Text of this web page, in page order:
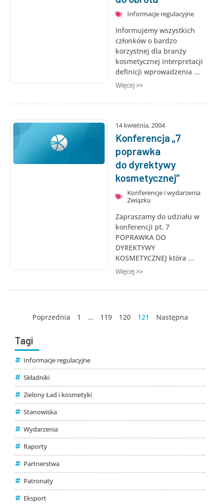
Informacje regulacyjne
Informujemy wszystkich
członków o bardzo
korzystnej dla branży
kosmetycznej interpretacji
definicji wprowadzenia ...
Więcej >>
14 kwietnia, 2004
Konferencja „7
poprawka
do dyrektywy
kosmetycznej”
Konferencje i wydarzenia
Związku
Zapraszamy do udziału w
konferencji pt. 7
POPRAWKA DO
DYREKTYWY
KOSMETYCZNEJ która ...
Więcej >>
Poprzednia 1 … 119 120 121 Następna
Tagi
Informacje regulacyjne
Składniki
Zielony Ład i kosmetyki
Stanowiska
Wydarzenia
Raporty
Partnerstwa
Patronaty
Eksport